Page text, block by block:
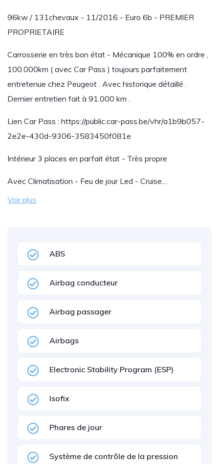
96kw / 131chevaux - 11/2016 - Euro 6b - PREMIER
PROPRIETAIRE
Carrosserie en très bon état - Mécanique 100% en ordre ,
100.000km ( avec Car Pass ) toujours parfaitement
entretenue chez Peugeot . Avec historique détaillé .
Dernier entretien fait à 91.000 km .
Lien Car Pass : https://public.car-pass.be/vhr/a1b9b057-
2e2e-430d-9306-3583450f081e
Intérieur 3 places en parfait état - Très propre
Avec Climatisation - Feu de jour Led - Cruise…
Voir plus
ABS
Airbag conducteur
Airbag passager
Airbags
Electronic Stability Program (ESP)
Isofix
Phares de jour
Système de contrôle de la pression